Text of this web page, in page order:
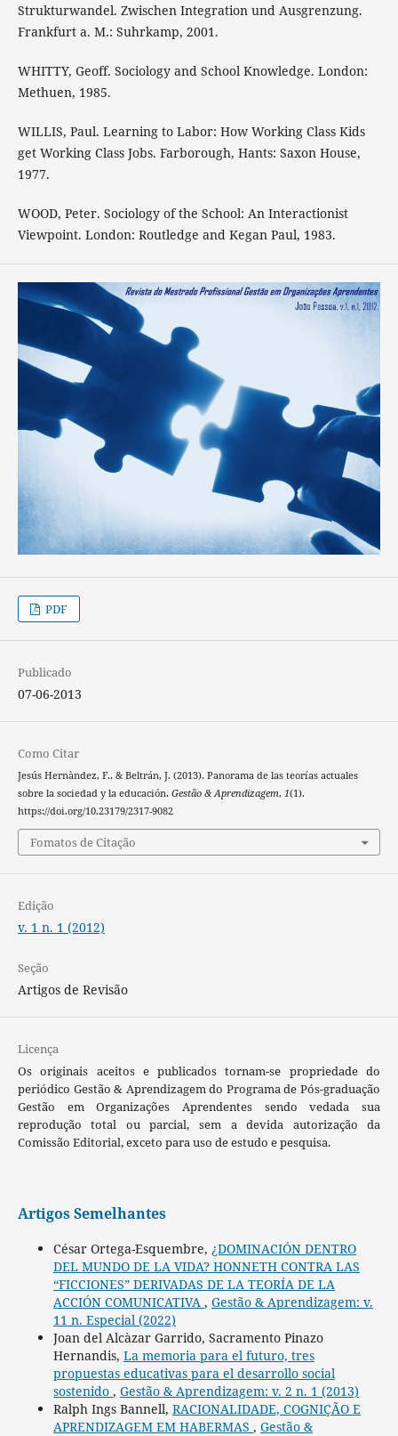
Strukturwandel. Zwischen Integration und Ausgrenzung.
Frankfurt a. M.: Suhrkamp, 2001.
WHITTY, Geoff. Sociology and School Knowledge. London:
Methuen, 1985.
WILLIS, Paul. Learning to Labor: How Working Class Kids
get Working Class Jobs. Farborough, Hants: Saxon House,
1977.
WOOD, Peter. Sociology of the School: An Interactionist
Viewpoint. London: Routledge and Kegan Paul, 1983.
PDF
Publicado
07-06-2013
Como Citar
Jesús Hernàndez, F., & Beltrán, J. (2013). Panorama de las teorías actuales
sobre la sociedad y la educación. Gestão & Aprendizagem, 1(1).
https://doi.org/10.23179/2317-9082
Fomatos de Citação
Edição
v. 1 n. 1 (2012)
Seção
Artigos de Revisão
Licença
Os originais aceitos e publicados tornam-se propriedade do
periódico Gestão & Aprendizagem do Programa de Pós-graduação
Gestão em Organizações Aprendentes sendo vedada sua
reprodução total ou parcial, sem a devida autorização da
Comissão Editorial, exceto para uso de estudo e pesquisa.
Artigos Semelhantes
César Ortega-Esquembre, ¿DOMINACIÓN DENTRO
DEL MUNDO DE LA VIDA? HONNETH CONTRA LAS
“FICCIONES” DERIVADAS DE LA TEORÍA DE LA
ACCIÓN COMUNICATIVA , Gestão & Aprendizagem: v.
11 n. Especial (2022)
Joan del Alcàzar Garrido, Sacramento Pinazo
Hernandis, La memoria para el futuro, tres
propuestas educativas para el desarrollo social
sostenido , Gestão & Aprendizagem: v. 2 n. 1 (2013)
Ralph Ings Bannell, RACIONALIDADE, COGNIÇÃO E
APRENDIZAGEM EM HABERMAS , Gestão &